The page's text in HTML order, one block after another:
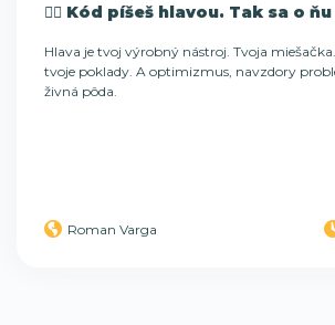
🏃‍♂️ Kód píšeš hlavou. Tak sa o
Hlava je tvoj výrobný nástroj. Tvoja
tvoje poklady. A optimizmus, navzdory
živná pôda.
Roman Varga